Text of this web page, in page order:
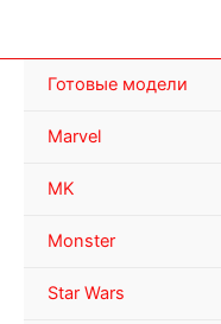
Готовые модели
Marvel
MK
Monster
Star Wars